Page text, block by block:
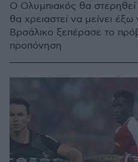
Ο Ολυμπιακός θα στερηθεί
θα χρειαστεί να μείνει
Βρσάλικο ξεπέρασε το
προπόνηση